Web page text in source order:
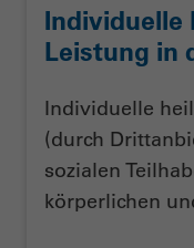
Individuelle
Leistung in
Individuelle
(durch
sozialen
körperlichen